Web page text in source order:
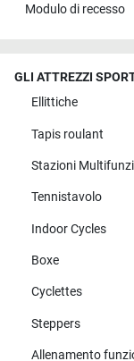
Modulo di recesso
GLI ATTREZZI
Ellittiche
Tapis roulant
Stazioni
Tennistavolo
Indoor Cycles
Boxe
Cyclettes
Steppers
Allenamento